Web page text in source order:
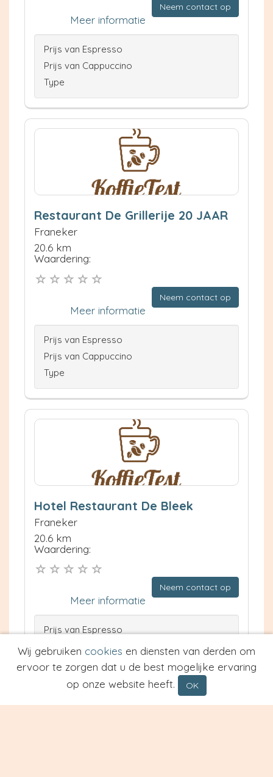
Neem contact op
Meer informatie
Prijs van Espresso
Prijs van Cappuccino
Type
Restaurant De Grillerije 20 JAAR
Franeker
20.6 km
Waardering:
Neem contact op
Meer informatie
Prijs van Espresso
Prijs van Cappuccino
Type
Hotel Restaurant De Bleek
Franeker
20.6 km
Waardering:
Neem contact op
Meer informatie
Prijs van Espresso
Prijs van Cappuccino
Type
Wij gebruiken cookies en diensten van derden om
ervoor te zorgen dat u de best mogelijke ervaring
op onze website heeft.
OK